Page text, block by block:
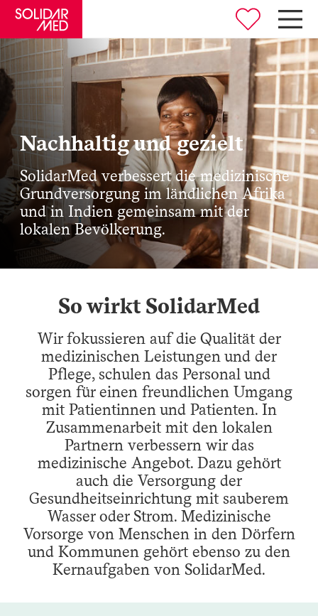
Zurück
Deutsch
English
Nachhaltig und gezielt
SolidarMed verbessert die medizinische
Grundversorgung im ländlichen Afrika
und in Indien gemeinsam mit der
lokalen Bevölkerung.
So wirkt SolidarMed
Wir fokussieren auf die Qualität der
medizinischen Leistungen und der
Pflege, schulen das Personal und
sorgen für einen freundlichen Umgang
mit Patientinnen und Patienten. In
Zusammenarbeit mit den lokalen
Partnern verbessern wir das
medizinische Angebot. Dazu gehört
auch die Versorgung der
Gesundheitseinrichtung mit sauberem
Wasser oder Strom. Medizinische
Vorsorge von Menschen in den Dörfern
und Kommunen gehört ebenso zu den
Kernaufgaben von SolidarMed.